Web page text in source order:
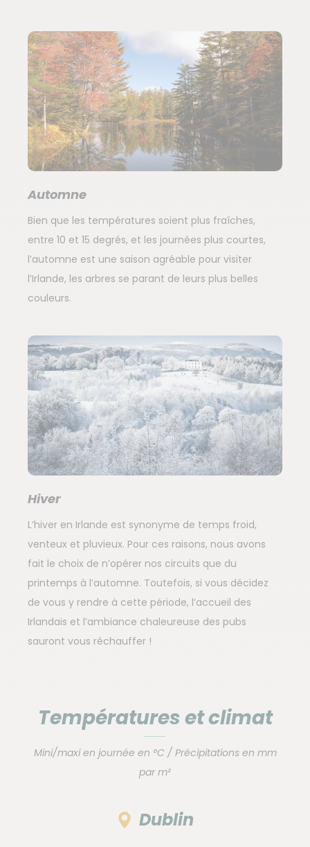
Automne
Bien que les températures soient plus fraîches,
entre 10 et 15 degrés, et les journées plus courtes,
l’automne est une saison agréable pour visiter
l’Irlande, les arbres se parant de leurs plus belles
couleurs.
Hiver
L’hiver en Irlande est synonyme de temps froid,
venteux et pluvieux. Pour ces raisons, nous avons
fait le choix de n’opérer nos circuits que du
printemps à l’automne. Toutefois, si vous décidez
de vous y rendre à cette période, l’accueil des
Irlandais et l’ambiance chaleureuse des pubs
sauront vous réchauffer !
Températures et climat
Mini/maxi en journée en °C / Précipitations en mm
par m²
Dublin